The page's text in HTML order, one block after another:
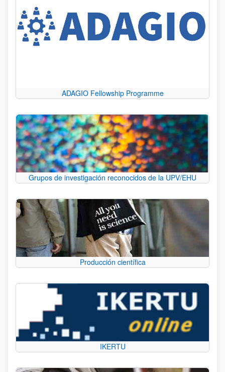
ADAGIO Fellowship Programme
Grupos de investigación reconocidos de la UPV/EHU
Producción científica
IKERTU